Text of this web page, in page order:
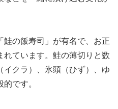
鮭の飯寿司」が有名で、お正
れています。鮭の薄切りと数
クラ）、氷頭（ひず）、ゆ
です。